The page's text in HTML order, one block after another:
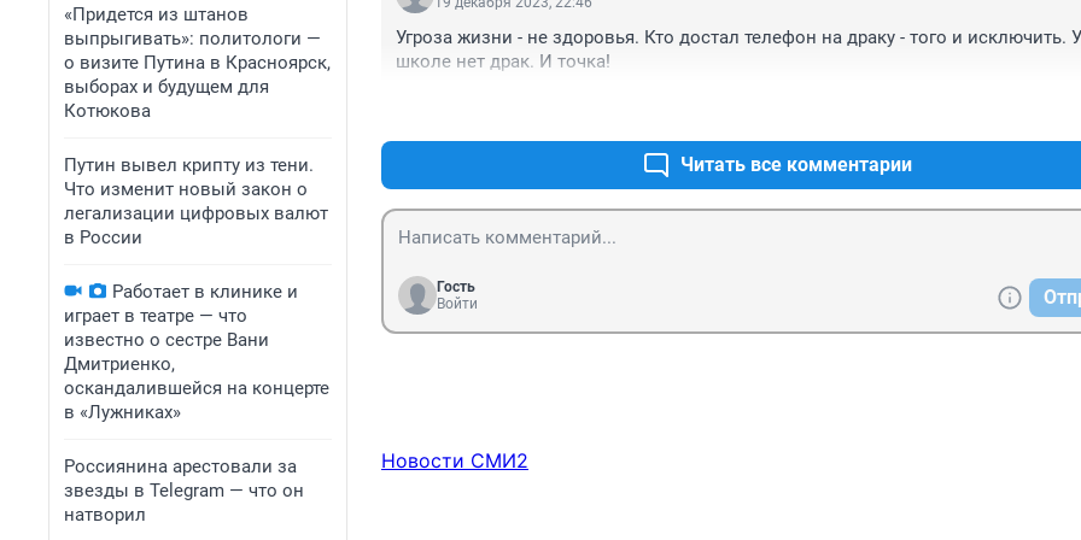
«Придется из штанов
выпрыгивать»: политологи —
о визите Путина в Красноярск,
выборах и будущем для
Котюкова
Путин вывел крипту из тени.
Что изменит новый закон о
легализации цифровых валют
в России
Работает в клинике и
играет в театре — что
известно о сестре Вани
Дмитриенко,
оскандалившейся на концерте
в «Лужниках»
Россиянина арестовали за
звезды в Telegram — что он
натворил
Угроза жизни - не здоровья. Кто достал телефон на драку - того и исключить.
школе нет драк. И точка!
Читать все комментарии
Гость
Войти
Новости СМИ2